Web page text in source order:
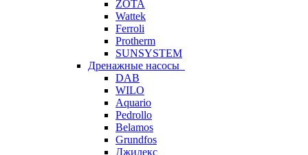
ZOTA
Wattek
Ferroli
Protherm
SUNSYSTEM
Дренажные насосы
DAB
WILO
Aquario
Pedrollo
Belamos
Grundfos
Джилекс